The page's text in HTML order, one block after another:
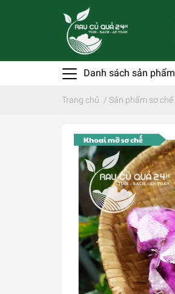
Danh sách sản phẩm
Trang chủ / Sản phẩm sơ chế